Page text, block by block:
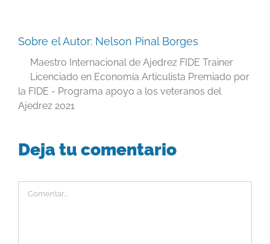
Sobre el Autor: Nelson Pinal Borges
Maestro Internacional de Ajedrez FIDE Trainer
Licenciado en Economía Articulista Premiado por
la FIDE - Programa apoyo a los veteranos del
Ajedrez 2021
Deja tu comentario